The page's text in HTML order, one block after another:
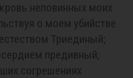
неповинных моих
о моем убийстве
Триединый;
предивный;
согрешениях